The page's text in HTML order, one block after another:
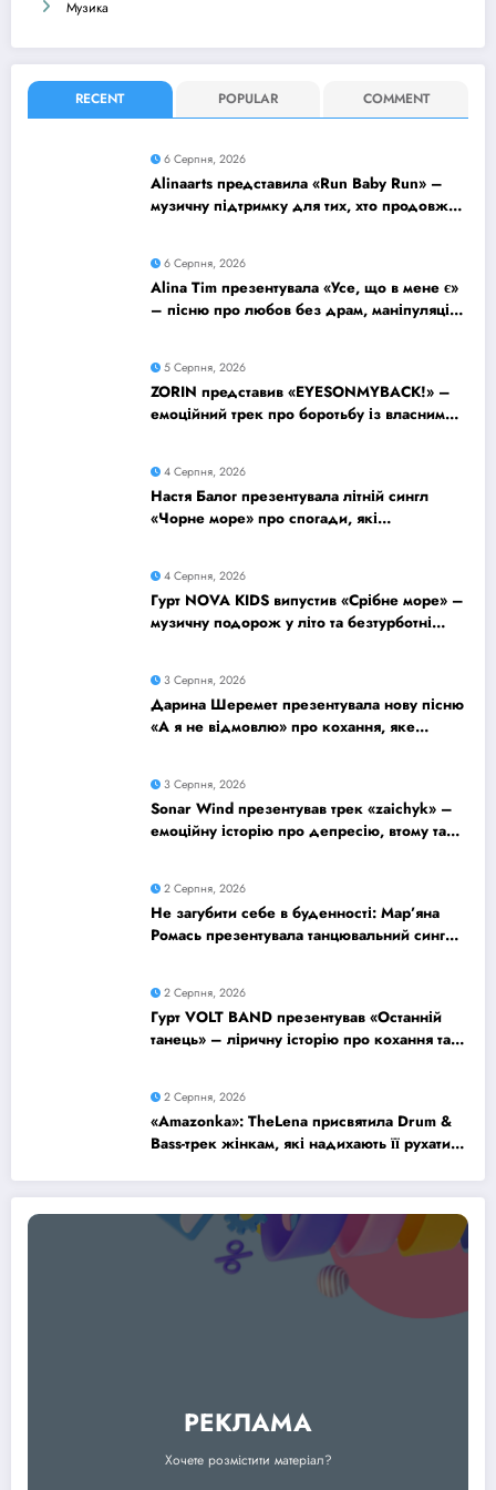
Музика
RECENT POPULAR COMMENT
6 Серпня, 2026
Alinaarts представила «Run Baby Run» –
музичну підтримку для тих, хто продовжує
6 Серпня, 2026
Alina Tim презентувала «Усе, що в мене є»
– пісню про любов без драм, маніпуляцій
5 Серпня, 2026
ZORIN представив «EYESONMYBACK!» –
емоційний трек про боротьбу із власними
4 Серпня, 2026
Настя Балог презентувала літній сингл
«Чорне море» про спогади, які
4 Серпня, 2026
Гурт NOVA KIDS випустив «Срібне море» –
музичну подорож у літо та безтурботні
3 Серпня, 2026
Дарина Шеремет презентувала нову пісню
«А я не відмовлю» про кохання, яке
3 Серпня, 2026
Sonar Wind презентував трек «zaichyk» –
емоційну історію про депресію, втому та
2 Серпня, 2026
Не загубити себе в буденності: Мар’яна
Ромась презентувала танцювальний сингл
2 Серпня, 2026
Гурт VOLT BAND презентував «Останній
танець» – ліричну історію про кохання та
2 Серпня, 2026
«Amazonka»: TheLena присвятила Drum &
Bass-трек жінкам, які надихають її рухатися
РЕКЛАМА
Хочете розмістити матеріал?